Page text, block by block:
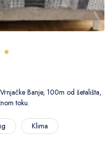
Banje, 100m od šetališta,
toku.
Klima